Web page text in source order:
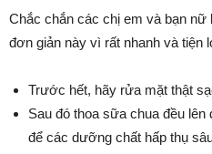
Chắc chắn các chị em và bạn
đơn giản này vì rất nhanh và tiện
Trước hết, hãy rửa mặt thật
Sau đó thoa sữa chua đều lên
để các dưỡng chất hấp thụ